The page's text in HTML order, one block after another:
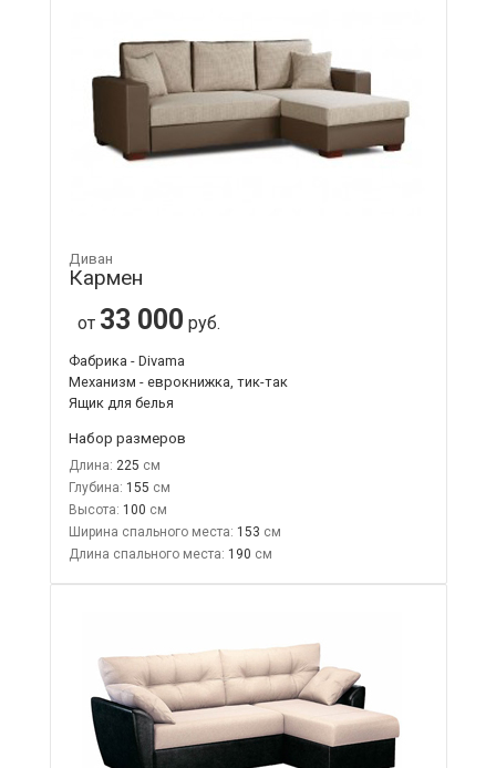
Диван
Кармен
от 33 000 руб.
Фабрика - Divama
Механизм - еврокнижка, тик-так
Ящик для белья
Набор размеров
Длина: 225
Глубина: 155
Высота: 100
Ширина спального места: 153
Длина спального места: 190